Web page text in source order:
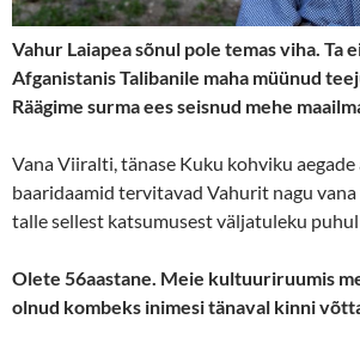
Vahur Laiapea sõnul pole temas viha. Ta
Afganistanis Talibanile maha müünud
Räägime surma ees seisnud mehe
Vana Viiralti, tänase Kuku kohviku
baaridaamid tervitavad Vahurit nagu
talle sellest katsumusest väljatuleku
Olete 56aastane. Meie kultuuriruumis
olnud kombeks inimesi tänaval kinni